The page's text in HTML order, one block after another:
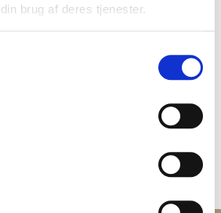
brug af deres tjenester.